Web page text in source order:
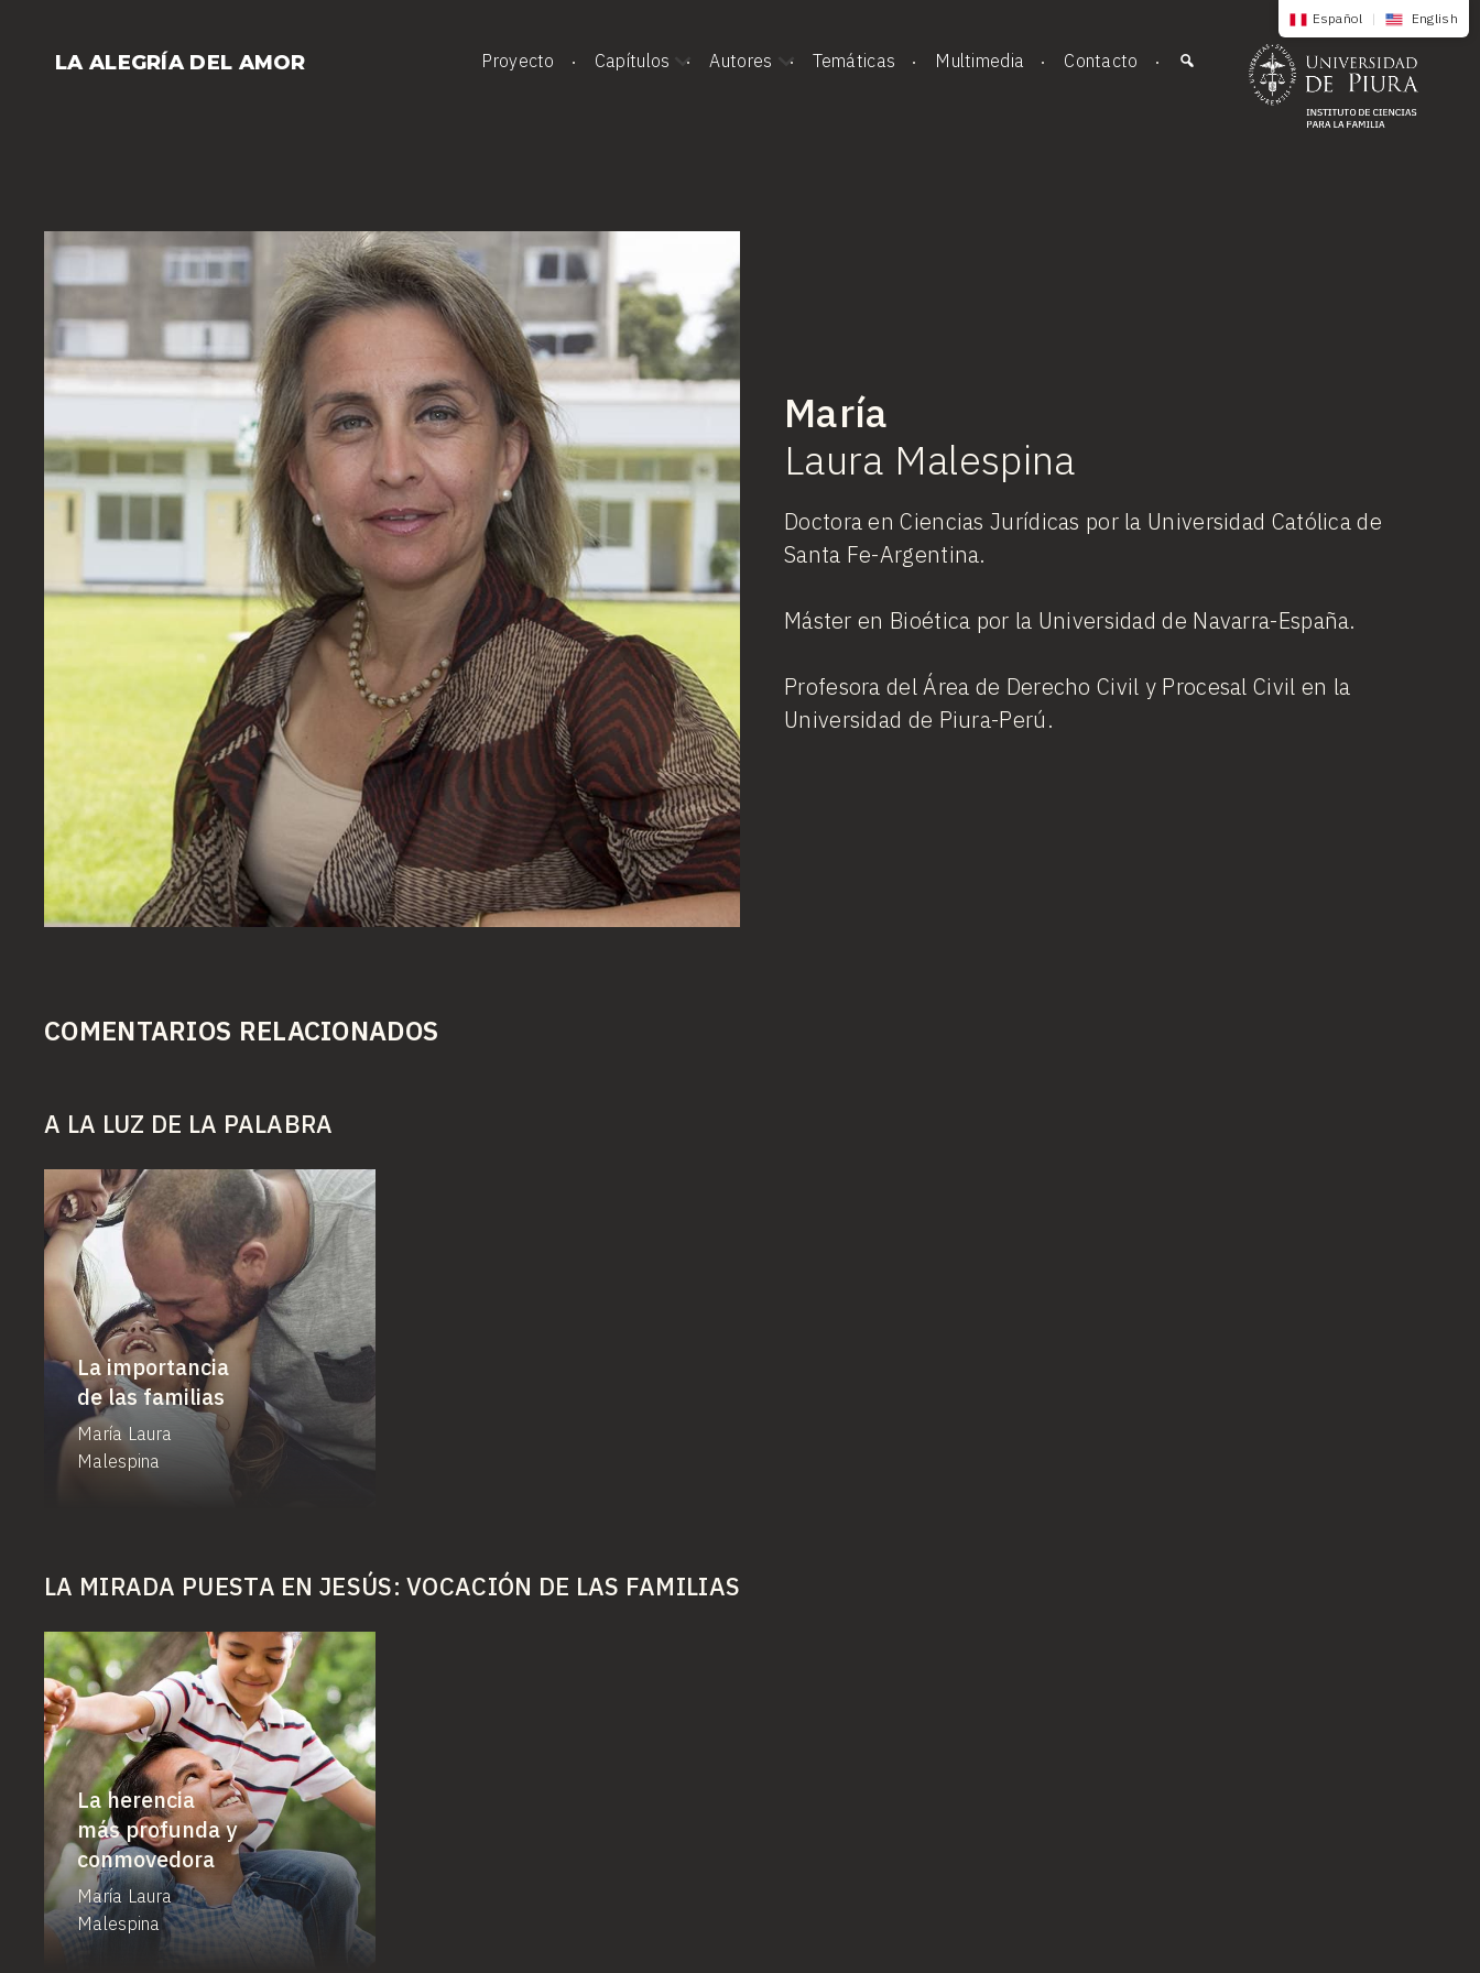
contenidoLA ALEGRÍA DEL AMOR Proyecto Capítulos Autores Temáticas Multimedia Contacto
Español | English
María
Laura Malespina
Doctora en Ciencias Jurídicas por la Universidad Católica de
Santa Fe-Argentina.
Máster en Bioética por la Universidad de Navarra-España.
Profesora del Área de Derecho Civil y Procesal Civil en la
Universidad de Piura-Perú.
COMENTARIOS RELACIONADOS
A LA LUZ DE LA PALABRA
La importancia
de las familias
María Laura
Malespina
LA MIRADA PUESTA EN JESÚS: VOCACIÓN DE LAS FAMILIAS
La herencia
más profunda y
conmovedora
María Laura
Malespina